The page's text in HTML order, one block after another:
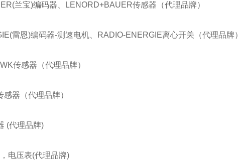
兰宝)编码器、LENORD+BAUER传感器（代理品牌）
雷恩)编码器-测速电机、RADIO-ENERGIE离心开关（代理品牌）
传感器（代理品牌）
器（代理品牌）
(代理品牌)
电压表(代理品牌)